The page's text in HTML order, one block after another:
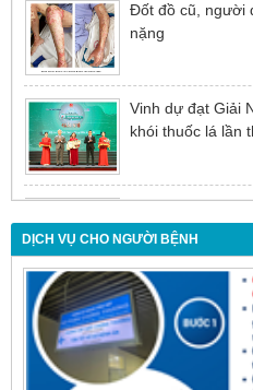
Đốt đồ cũ, người
nặng
Vinh dự đạt Giải
khói thuốc lá lần
chậm trễ
Nội soi mật tụy
cho người bệnh
DỊCH VỤ CHO NGƯỜI BỆNH